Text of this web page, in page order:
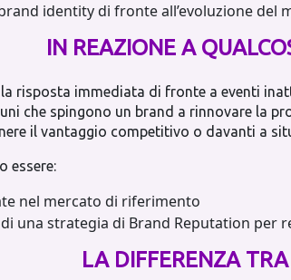
identity di fronte all’evoluzione del
IN REAZIONE A
risposta immediata di fronte a eventi
che spingono un brand a rinnovare la
il vantaggio competitivo o davanti a
essere:
nel mercato di riferimento
di una strategia di Brand Reputation
LA DIFFERENZA